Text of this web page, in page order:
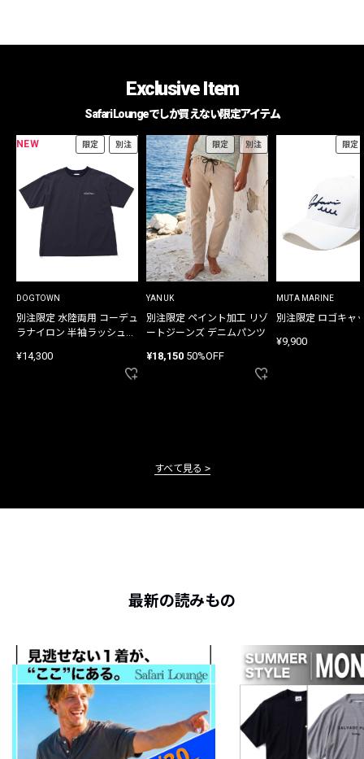
Exclusive Item
Safari Loungeでしか買えない限定アイテム
NEW 限定 別注
DOGTOWN
別注限定 水陸両用 コーデュ
ラナイロン 半袖ラッシュガ
¥14,300
限定 別注
YANUK
別注限定 ペイント加工 リゾ
ートジーンズ デニムパンツ
¥18,150 50%OFF
限定
MUTA MARINE
別注限定 ロゴキャ
¥9,900
すべて見る
最新の読みもの